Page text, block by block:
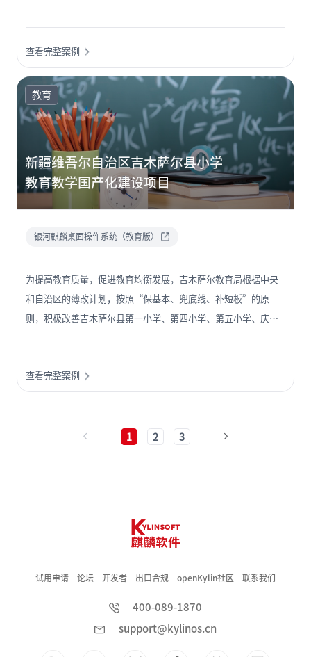
图书馆作为公共文化服务的重要载体，亟需完成从操作系统到应
查看完整案例
教育
新疆维吾尔自治区吉木萨尔县小学
教育教学国产化建设项目
银河麒麟桌面操作系统（教育版）
为提高教育质量，促进教育均衡发展，吉木萨尔教育局根据中央
和自治区的薄改计划，按照“保基本、兜底线、补短板”的原
则，积极改善吉木萨尔县第一小学、第四小学、第五小学、庆阳
强薄弱学校的教育教学基础设施升级改造建设。
查看完整案例
1 2 3
试用申请 论坛 开发者 出口合规 openKylin社区 联系我们
400-089-1870
support@kylinos.cn